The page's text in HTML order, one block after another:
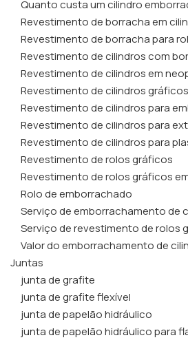
Quanto custa um cilindro
Revestimento de borracha em
Revestimento de borracha para
Revestimento de cilindros com
Revestimento de cilindros em
Revestimento de cilindros gráficos
Revestimento de cilindros para
Revestimento de cilindros para
Revestimento de cilindros para
Revestimento de rolos gráficos
Revestimento de rolos gráficos
Rolo de emborrachado
Serviço de emborrachamento de
Serviço de revestimento de rolos
Valor do emborrachamento de
Juntas
junta de grafite
junta de grafite flexível
junta de papelão hidráulico
junta de papelão hidráulico para